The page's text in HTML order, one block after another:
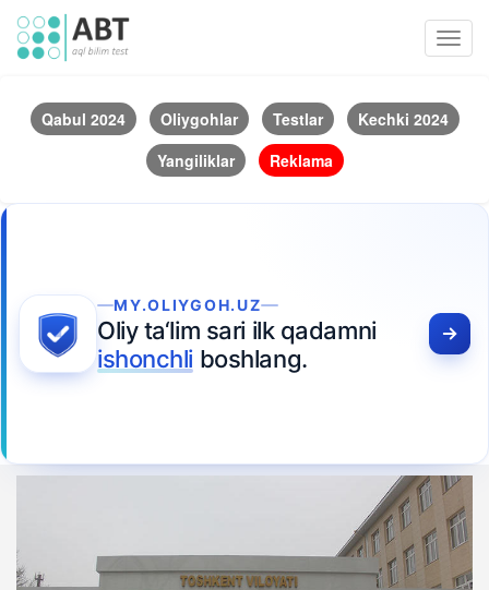
Qabul 2024 Oliygohlar Testlar
Kechki 2024
Yangiliklar
Reklama
MY.OLIYGOH.UZ
Oliy ta‘lim sari ilk qadamni
ishonchli boshlang.